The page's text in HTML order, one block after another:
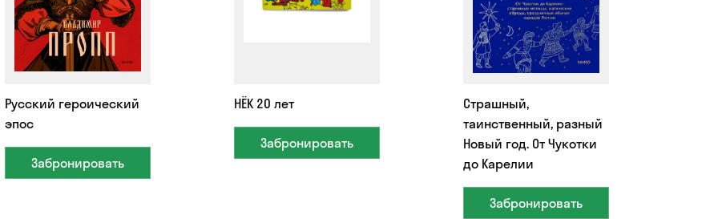
Русский героический
эпос
Забронировать
НЁК 20 лет
Забронировать
Страшный,
таинственный, разный
Новый год. От Чукотки
до Карелии
Забронировать